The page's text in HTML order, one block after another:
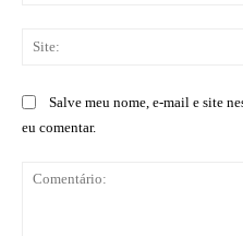
Salve meu nome, e-mail e site
eu comentar.